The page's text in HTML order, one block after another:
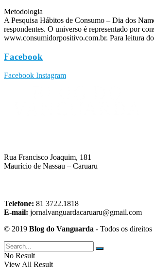
Metodologia
A Pesquisa Hábitos de Consumo – Dia dos
respondentes. O universo é representado por
www.consumidorpositivo.com.br. Para leitura
Facebook
Facebook Instagram
Rua Francisco Joaquim, 181
Maurício de Nassau – Caruaru
Telefone: 81 3722.1818
E-mail: jornalvanguardacaruaru@gmail.com
© 2019 Blog do Vanguarda - Todos os
No Result
View All Result